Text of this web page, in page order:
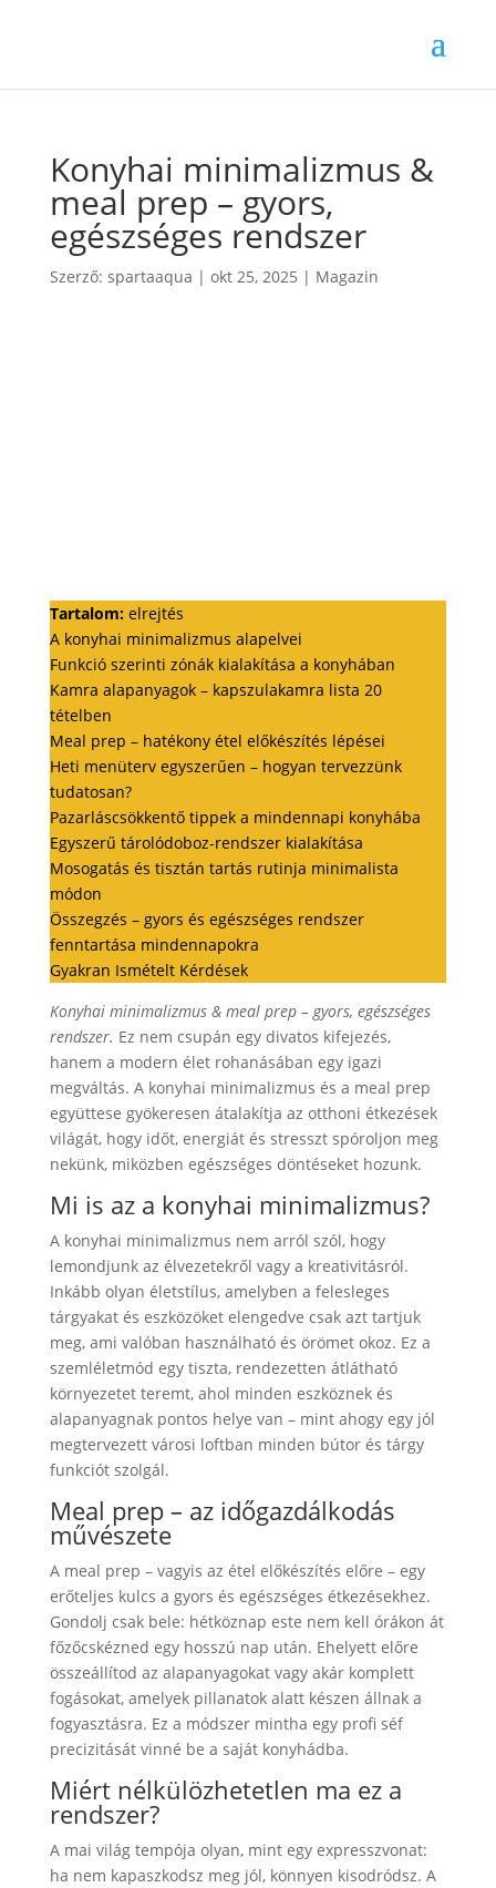
Konyhai minimalizmus &
meal prep – gyors,
egészséges rendszer
Szerző: spartaaqua | okt 25, 2025 | Magazin
Tartalom: elrejtés
A konyhai minimalizmus alapelvei
Funkció szerinti zónák kialakítása a konyhában
Kamra alapanyagok – kapszulakamra lista 20
tételben
Meal prep – hatékony étel előkészítés lépései
Heti menüterv egyszerűen – hogyan tervezzünk
tudatosan?
Pazarláscsökkentő tippek a mindennapi konyhába
Egyszerű tárolódoboz-rendszer kialakítása
Mosogatás és tisztán tartás rutinja minimalista
módon
Összegzés – gyors és egészséges rendszer
fenntartása mindennapokra
Gyakran Ismételt Kérdések
Konyhai minimalizmus & meal prep – gyors, egészséges
rendszer. Ez nem csupán egy divatos kifejezés,
hanem a modern élet rohanásában egy igazi
megváltás. A konyhai minimalizmus és a meal prep
együttese gyökeresen átalakítja az otthoni étkezések
világát, hogy időt, energiát és stresszt spóroljon meg
nekünk, miközben egészséges döntéseket hozunk.
Mi is az a konyhai minimalizmus?
A konyhai minimalizmus nem arról szól, hogy
lemondjunk az élvezetekről vagy a kreativitásról.
Inkább olyan életstílus, amelyben a felesleges
tárgyakat és eszközöket elengedve csak azt tartjuk
meg, ami valóban használható és örömet okoz. Ez a
szemléletmód egy tiszta, rendezetten átlátható
környezetet teremt, ahol minden eszköznek és
alapanyagnak pontos helye van – mint ahogy egy jól
megtervezett városi loftban minden bútor és tárgy
funkciót szolgál.
Meal prep – az időgazdálkodás
művészete
A meal prep – vagyis az étel előkészítés előre – egy
erőteljes kulcs a gyors és egészséges étkezésekhez.
Gondolj csak bele: hétköznap este nem kell órákon át
főzőcskézned egy hosszú nap után. Ehelyett előre
összeállítod az alapanyagokat vagy akár komplett
fogásokat, amelyek pillanatok alatt készen állnak a
fogyasztásra. Ez a módszer mintha egy profi séf
precizitását vinné be a saját konyhádba.
Miért nélkülözhetetlen ma ez a
rendszer?
A mai világ tempója olyan, mint egy expresszvonat:
ha nem kapaszkodsz meg jól, könnyen kisodródsz. A